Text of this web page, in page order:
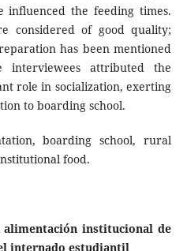
the feeding times.
considered of good quality;
has been mentioned
attributed the
role in socialization, exerting
to boarding school.
boarding school, rural
food.
alimentación institucional de
internado estudiantil